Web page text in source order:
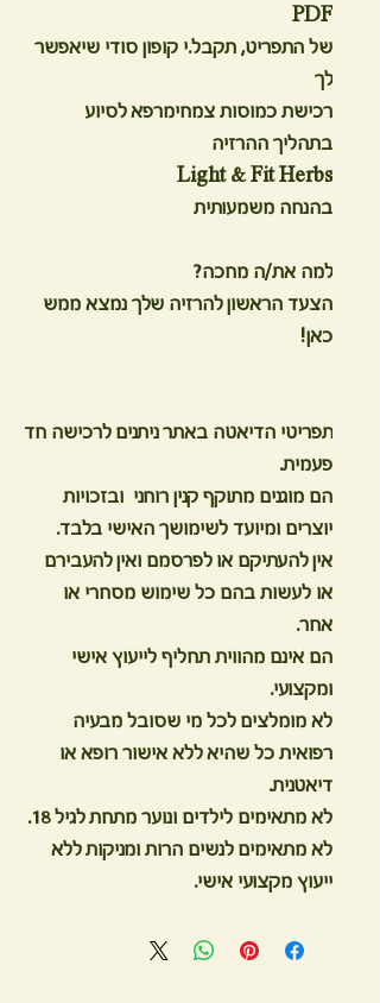
PDF
של התפריט, תקבל.י קופון סודי שיאפשר
לך
רכישת כמוסות צמחימרפא לסיוע
בתהליך ההרזיה
Light & Fit Herbs
בהנחה משמעותית
למה את/ה מחכה?
הצעד הראשון להרזיה שלך נמצא ממש
כאן!
תפריטי הדיאטה באתר ניתנים לרכישה חד
פעמית.
הם מוגנים מתוקף קנין רוחני ובזכויות
יוצרים ומיועד לשימושך האישי בלבד.
אין להעתיקם או לפרסמם ואין להעבירם
או לעשות בהם כל שימוש מסחרי או
אחר.
הם אינם מהווית תחליף לייעוץ אישי
ומקצועי.
לא מומלצים לכל מי שסובל מבעיה
רפואית כל שהיא ללא אישור רופא או
דיאטנית.
לא מתאימים לילדים ונוער מתחת לגיל 18.
לא מתאימים לנשים הרות ומניקות ללא
ייעוץ מקצועי אישי.